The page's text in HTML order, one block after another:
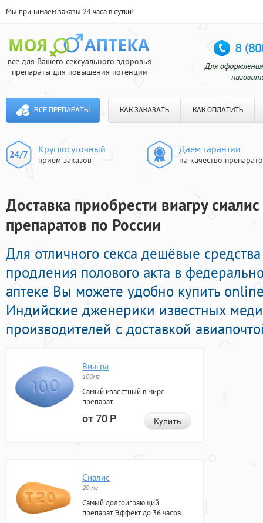
Мы принимаем заказы 24 часа в сутки!
все для Вашего сексуального здоровья
препараты для повышения потенции
ВСЕ ПРЕПАРАТЫ КАК ЗАКАЗАТЬ КАК ОПЛАТИТЬ
Круглосуточный
прием заказов
Даем гарантии
на качество
Доставка приобрести виагру
препаратов по России
Для отличного секса дешёвые
продления полового акта в
аптеке Вы можете удобно купить
Индийские дженерики известных
производителей с доставкой
Виагра
100мг
Самый известный в мире
препарат
от 70Р Купить
Сиалис
20 мг
Самый долгоиграющий
препарат. Эффект до 36 часов.